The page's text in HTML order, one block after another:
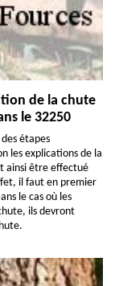
de la chute
le 32250
étapes
les explications de la
ainsi être effectué
il faut en premier
le cas où les
ils devront